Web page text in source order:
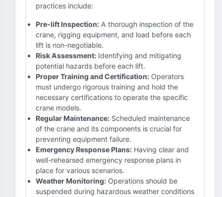
practices include:
Pre-lift Inspection: A thorough inspection of the
crane, rigging equipment, and load before each
lift is non-negotiable.
Risk Assessment: Identifying and mitigating
potential hazards before each lift.
Proper Training and Certification: Operators
must undergo rigorous training and hold the
necessary certifications to operate the specific
crane models.
Regular Maintenance: Scheduled maintenance
of the crane and its components is crucial for
preventing equipment failure.
Emergency Response Plans: Having clear and
well-rehearsed emergency response plans in
place for various scenarios.
Weather Monitoring: Operations should be
suspended during hazardous weather conditions